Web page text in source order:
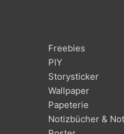
Freebies
PIY
Storysticker
Wallpaper
Papeterie
Notizbücher &